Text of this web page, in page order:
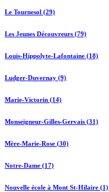
Le Tournesol (29)
Les Jeunes Découvreurs (79)
Louis-Hippolyte-Lafontaine (18)
Ludger-Duvernay (9)
Marie-Victorin (14)
Monseigneur-Gilles-Gervais (31)
Mère-Marie-Rose (30)
Notre-Dame (17)
Nouvelle école à Mont St-Hilaire (1)